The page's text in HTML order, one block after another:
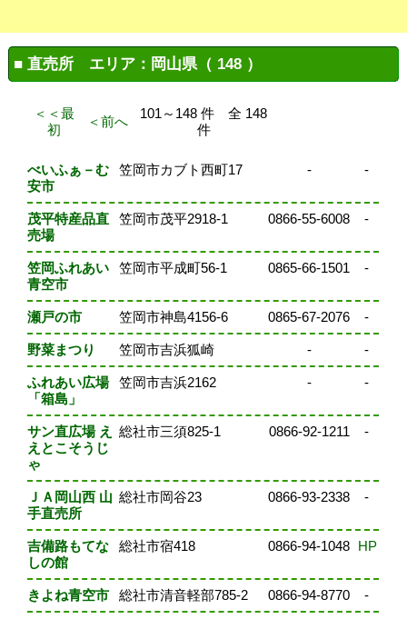
■ 直売所 エリア：岡山県（ 148 ）
＜＜最
初
＜前へ
101～148 件 全 148
件
べいふぁ－む
安市
笠岡市カブト西町17 - -
茂平特産品直
売場
笠岡市茂平2918-1 0866-55-6008 -
笠岡ふれあい
青空市
笠岡市平成町56-1 0865-66-1501 -
瀬戸の市 笠岡市神島4156-6 0865-67-2076 -
野菜まつり 笠岡市吉浜狐崎 - -
ふれあい広場
「箱島」
笠岡市吉浜2162 - -
サン直広場 え
えとこそうじ
ゃ
総社市三須825-1 0866-92-1211 -
ＪＡ岡山西 山
手直売所
総社市岡谷23 0866-93-2338 -
吉備路もてな
しの館
総社市宿418 0866-94-1048 HP
きよね青空市 総社市清音軽部785-2 0866-94-8770 -